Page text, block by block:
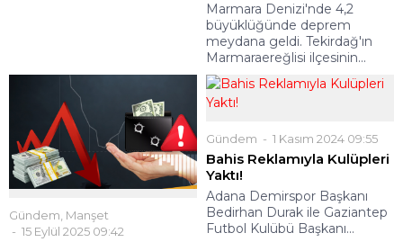
Marmara Denizi'nde 4,2
büyüklüğünde deprem
meydana geldi. Tekirdağ'ın
Marmaraereğlisi ilçesinin...
Gündem Manşet
15 Eylül 2025 09:42
Gündem 1 Kasım 2024 09:55
Bahis Reklamıyla Kulüpleri
Yaktı!
Adana Demirspor Başkanı
Bedirhan Durak ile Gaziantep
Futbol Kulübü Başkanı...